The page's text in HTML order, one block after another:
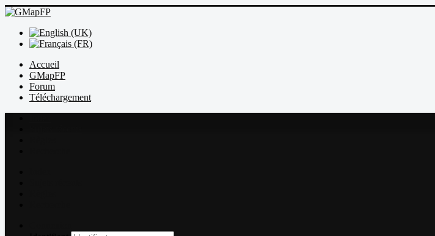
Accueil
GMapFP
Forum
Téléchargement